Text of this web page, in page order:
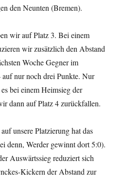
den Neunten (Bremen).
wir auf Platz 3. Bei einem
wir zusätzlich den Abstand
Woche Gegner im
auf nur noch drei Punkte. Nur
bei einem Heimsieg der
dann auf Platz 4 zurückfallen.
unsere Platzierung hat das
denn, Werder gewinnt dort 5:0).
Auswärtssieg reduziert sich
Kickern der Abstand zur